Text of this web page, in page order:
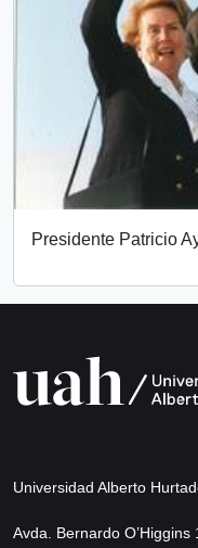
Presidente Patricio
Universidad Alberto
Avda. Bernardo O’Higgins